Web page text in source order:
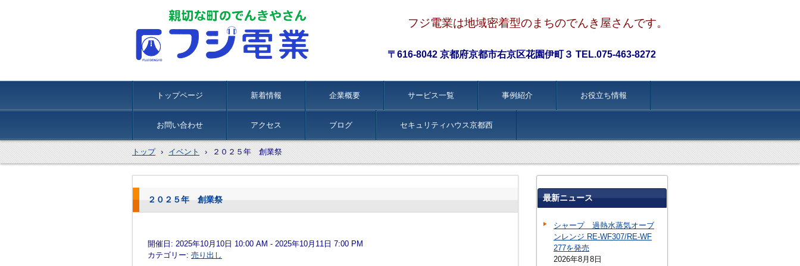
フジ電業は地域密着型のまちのでんき屋さんです。
〒616-8042 京都府京都市右京区花園伊町３ TEL.075-463-8272
トップページ 新着情報 企業概要 サービス一覧 事例紹介 お役立ち情報
お問い合わせ アクセス ブログ セキュリティハウス京都西
トップ › イベント › ２０２５年 創業祭
２０２５年 創業祭
開催日: 2025年10月10日 10:00 AM - 2025年10月11日 7:00 PM
カテゴリー: 売り出し
最新ニュース
シャープ 過熱水蒸気オーブ
ンレンジ RE-WF307/RE-WF
277を発売
2026年8月8日